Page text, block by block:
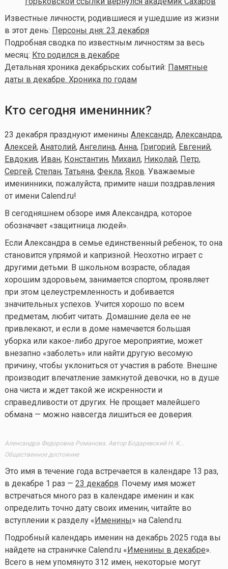
Известные личности, родившиеся и ушедшие из жизни
в этот день: Персоны дня: 23 декабря
Подробная сводка по известным личностям за весь
месяц: Кто родился в декабре
Детальная хроника декабрьских событий: Памятные
даты в декабре. Хроника по годам
Кто сегодня именинник?
23 декабря празднуют именины Александр, Александра,
Алексей, Анатолий, Ангелина, Анна, Григорий, Евгений,
Евдокия, Иван, Константин, Михаил, Николай, Петр,
Сергей, Степан, Татьяна, Фекла, Яков. Уважаемые
именинники, пожалуйста, примите наши поздравления
от имени Calend.ru!
В сегодняшнем обзоре имя Александра, которое
обозначает «защитница людей».
Если Александра в семье единственный ребенок, то она
становится упрямой и капризной. Неохотно играет с
другими детьми. В школьном возрасте, обладая
хорошим здоровьем, занимается спортом, проявляет
при этом целеустремленность и добивается
значительных успехов. Учится хорошо по всем
предметам, любит читать. Домашние дела ее не
привлекают, и если в доме намечается большая
уборка или какое-либо другое мероприятие, может
внезапно «заболеть» или найти другую весомую
причину, чтобы уклониться от участия в работе. Внешне
производит впечатление замкнутой девочки, но в душе
она чиста и ждет такой же искренности и
справедливости от других. Не прощает малейшего
обмана — можно навсегда лишиться ее доверия.
Аленсандра Федоровна Романова. Автор Бодаревский Н. К...
Общественное достояние
Это имя в течение года встречается в календаре 13 раз,
в декабре 1 раз — 23 декабря. Почему имя может
встречаться много раз в календаре именин и как
определить точно дату своих именин, читайте во
вступлении к разделу « Именины» на Calend.ru.
Подробный календарь именин на декабрь 2025 года вы
найдете на страничке Calend.ru « Именины в декабре».
Всего в нем упомянуто 312 имен, некоторые могут